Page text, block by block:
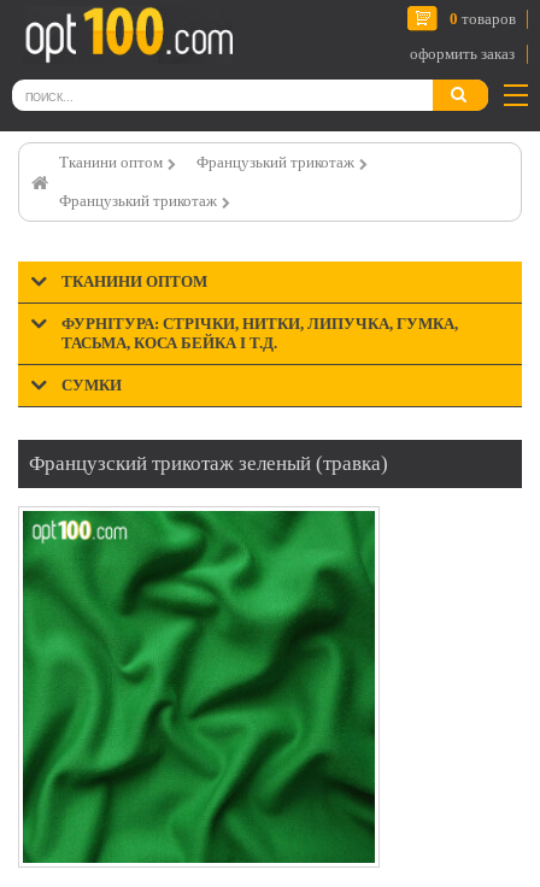
0 товаров
оформить заказ
Тканини оптом Французький трикотаж
Французький трикотаж
ТКАНИНИ ОПТОМ
ФУРНІТУРА: СТРІЧКИ, НИТКИ, ЛИПУЧКА, ГУМКА,
ТАСЬМА, КОСА БЕЙКА І Т.Д.
СУМКИ
Французский трикотаж зеленый (травка)